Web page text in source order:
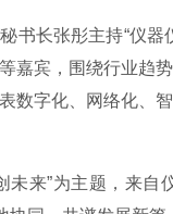
书长张彤主持“仪
嘉宾，围绕行业趋
数字化、网络化、
未来”为主题，来